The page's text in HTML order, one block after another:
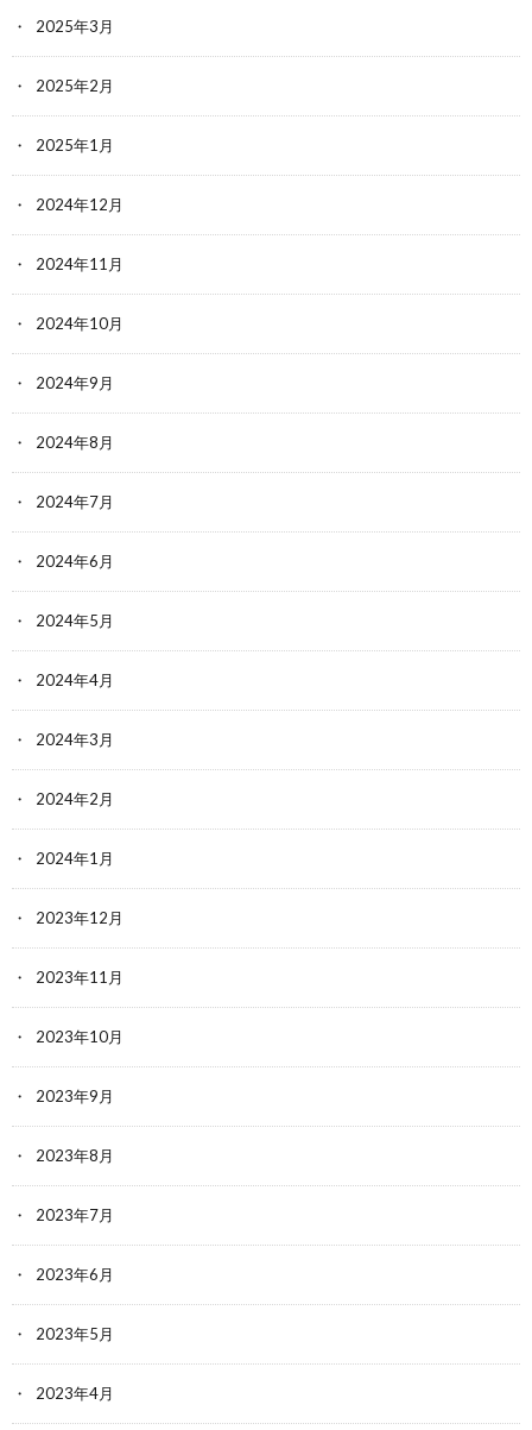
2025年3月
2025年2月
2025年1月
2024年12月
2024年11月
2024年10月
2024年9月
2024年8月
2024年7月
2024年6月
2024年5月
2024年4月
2024年3月
2024年2月
2024年1月
2023年12月
2023年11月
2023年10月
2023年9月
2023年8月
2023年7月
2023年6月
2023年5月
2023年4月